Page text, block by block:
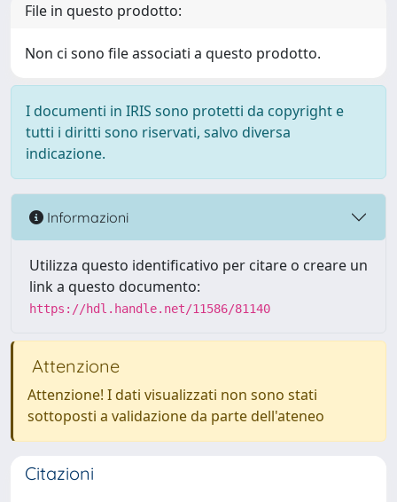
File in questo prodotto:
Non ci sono file associati a questo prodotto.
I documenti in IRIS sono protetti da copyright e
tutti i diritti sono riservati, salvo diversa
indicazione.
Informazioni
Utilizza questo identificativo per citare o creare un
link a questo documento:
https://hdl.handle.net/11586/81140
Attenzione
Attenzione! I dati visualizzati non sono stati
sottoposti a validazione da parte dell'ateneo
Citazioni